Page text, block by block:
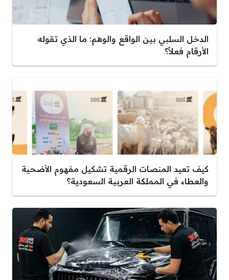
الدخل السلبي بين الواقع والوهم: ما الذي تقوله
الأرقام فعلاً؟
كيف تعيد المنصات الرقمية تشكيل مفهوم الأضحية
والعطاء في المملكة العربية السعودية؟